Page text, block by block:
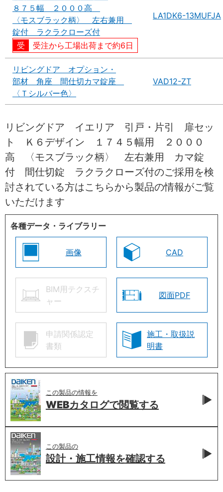
８７５幅 ２０００高
〈モスブラック柄〉 左右兼用
錠付 ラクラクローズ付
受注から工場出荷まで約6日
LA1DK6-13MUFJA
リビングドア オプション・
部材 角座 間仕切カマ錠座
〈Ｔシルバー色〉
VAD12-ZT
リビングドア イエリア 引戸・片引 扉セッ
ト Ｋ６デザイン １７４５幅用 ２０００
高 〈モスブラック柄〉 左右兼用 カマ錠
付 間仕切錠 ラクラクローズ付のご採用を検
討されている方はこちらから製品の情報がご覧
いただけます
各種データ・ライブラリー
画像 CAD
BIM用テクスチ
ャー
図面PDF
申請関係認定
書類
施工・取扱説
明書
この製品の情報を
WEBカタログで閲覧する
この製品の
設計・施工情報を確認する